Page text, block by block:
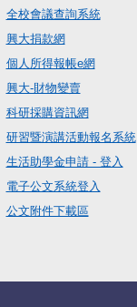
全校會議查詢系統
興大捐款網
個人所得報帳e網
興大-財物變賣
科研採購資訊網
研習暨演講活動報名系統
生活助學金申請 - 登入
電子公文系統登入
公文附件下載區